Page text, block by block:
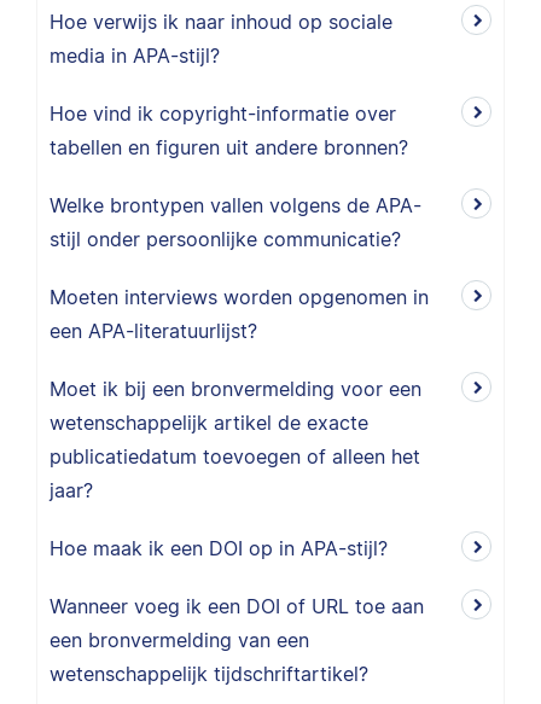
Hoe verwijs ik naar inhoud op sociale
media in APA-stijl?
Hoe vind ik copyright-informatie over
tabellen en figuren uit andere bronnen?
Welke brontypen vallen volgens de APA-
stijl onder persoonlijke communicatie?
Moeten interviews worden opgenomen in
een APA-literatuurlijst?
Moet ik bij een bronvermelding voor een
wetenschappelijk artikel de exacte
publicatiedatum toevoegen of alleen het
jaar?
Hoe maak ik een DOI op in APA-stijl?
Wanneer voeg ik een DOI of URL toe aan
een bronvermelding van een
wetenschappelijk tijdschriftartikel?